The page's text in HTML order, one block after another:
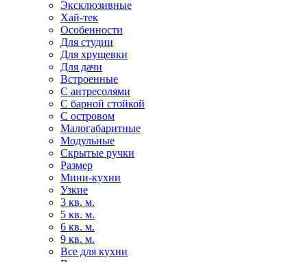
Эксклюзивные
Хай-тек
Особенности
Для студии
Для хрущевки
Для дачи
Встроенные
С антресолями
С барной стойкой
С островом
Малогабаритные
Модульные
Скрытые ручки
Размер
Мини-кухни
Узкие
3 кв. м.
5 кв. м.
6 кв. м.
9 кв. м.
Все для кухни